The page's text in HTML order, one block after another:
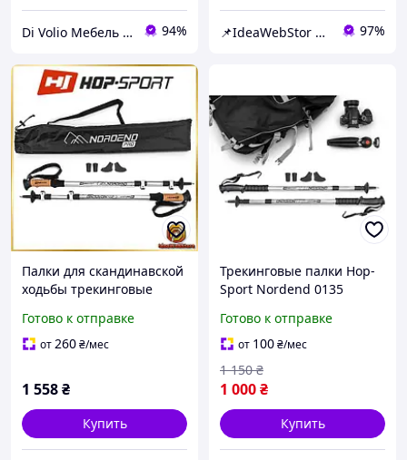
Di Volio Мебель для Дома и Сада 94% 📌IdeaWebStor интернет-магазин товаров для спорта 97%
Палки для скандинавской
ходьбы трекинговые
Pro серебристые 80-
135см две пары сапожек
Готово к отправке
от260₴/мес
1 558₴
Купить
Трекинговые палки Hop-
Sport Nordend 0135
Готово к отправке
от 100₴/мес
1 000₴
1 150 ₴
Купить